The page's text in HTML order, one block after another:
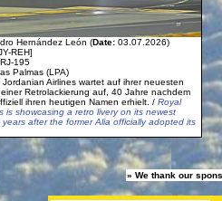
Hernández León (Date: 03.07.2026)
REH]
195
Palmas (LPA)
Jordanian Airlines wartet auf ihrer neuesten
Retrolackierung auf, 40 Jahre nachdem
ihren heutigen Namen erhielt. / Royal
is showcasing a retro livery on its newest
after the former Alia officially adopted its
» We thank our